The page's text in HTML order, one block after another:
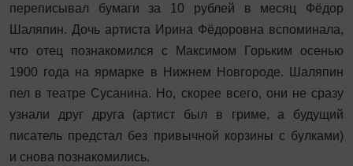
переписывал бумаги за 10 рублей в месяц Фёдор
Шаляпин. Дочь артиста Ирина Фёдоровна вспоминала,
что отец познакомился с Максимом Горьким осенью
1900 года на ярмарке в Нижнем Новгороде. Шаляпин
пел в театре Сусанина. Но, скорее всего, они не сразу
узнали друг друга (артист был в гриме, а будущий
писатель предстал без привычной корзины с булками)
и снова познакомились.